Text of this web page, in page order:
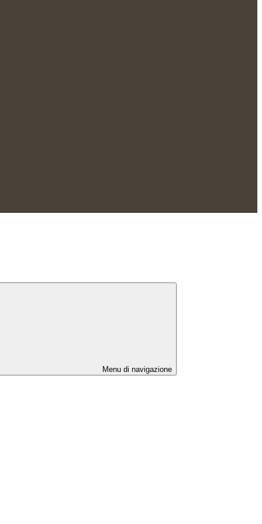
Menu di navigazione